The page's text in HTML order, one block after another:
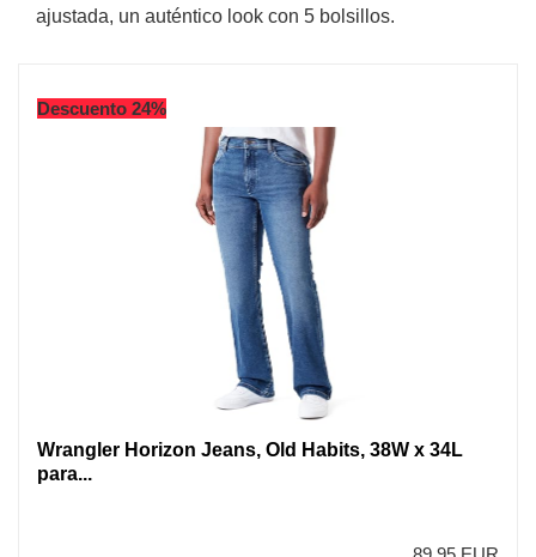
ajustada, un auténtico look con 5 bolsillos.
Descuento 24%
Wrangler Horizon Jeans, Old Habits, 38W x 34L
para...